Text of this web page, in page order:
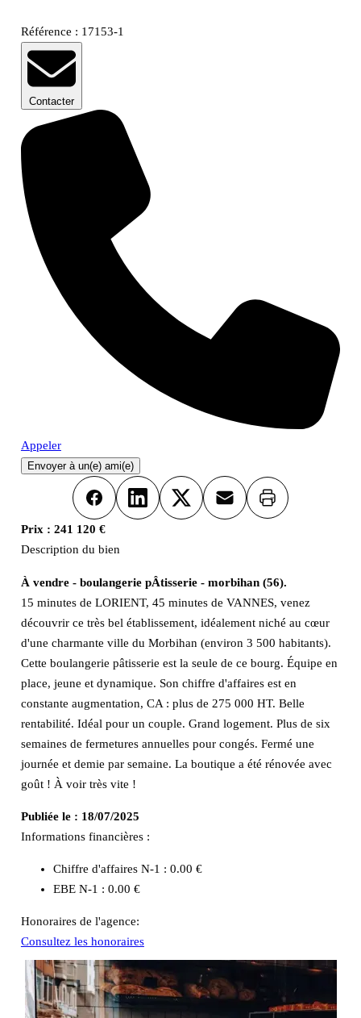
Référence : 17153-1
Contacter
Appeler
Envoyer à un(e) ami(e)
FacebookLinkedInX Email Imprimer
Prix : 241 120 €
Description du bien
À vendre - boulangerie pÂtisserie - morbihan (56).
15 minutes de LORIENT, 45 minutes de VANNES, venez
découvrir ce très bel établissement, idéalement niché au cœur
d'une charmante ville du Morbihan (environ 3 500 habitants).
Cette boulangerie pâtisserie est la seule de ce bourg. Équipe en
place, jeune et dynamique. Son chiffre d'affaires est en
constante augmentation, CA : plus de 275 000 HT. Belle
rentabilité. Idéal pour un couple. Grand logement. Plus de six
semaines de fermetures annuelles pour congés. Fermé une
journée et demie par semaine. La boutique a été rénovée avec
goût ! À voir très vite !
Publiée le : 18/07/2025
Informations financières :
Chiffre d'affaires N-1 : 0.00 €
EBE N-1 : 0.00 €
Honoraires de l'agence:
Consultez les honoraires